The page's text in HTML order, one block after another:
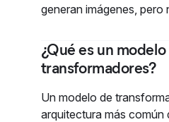
generan imágenes, pero
¿Qué es un
transformadores?
Un modelo de
arquitectura más común